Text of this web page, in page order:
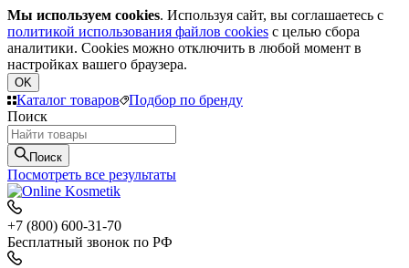
Мы используем cookies. Используя сайт, вы соглашаетесь с
политикой использования файлов cookies с целью сбора
аналитики. Cookies можно отключить в любой момент в
настройках вашего браузера.
OK
Каталог товаров
Подбор по бренду
Поиск
Поиск
Посмотреть все результаты
+7 (800) 600-31-70
Бесплатный звонок по РФ